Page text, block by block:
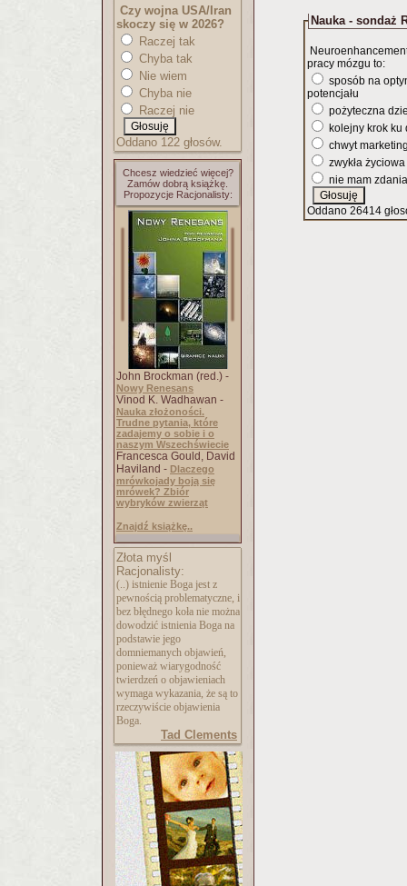
Czy wojna USA/Iran
skoczy się w 2026?
Raczej tak
Chyba tak
Nie wiem
Chyba nie
Raczej nie
Oddano 122 głosów.
Chcesz wiedzieć więcej?
Zamów dobrą książkę.
Propozycje Racjonalisty:
John Brockman (red.) -
Nowy Renesans
Vinod K. Wadhawan -
Nauka złożoności.
Trudne pytania, które
zadajemy o sobie i o
naszym Wszechświecie
Francesca Gould, David
Haviland - Dlaczego
mrówkojady boją się
mrówek? Zbiór
wybryków zwierząt
Znajdź książkę..
Złota myśl
Racjonalisty:
(..) istnienie Boga jest z
pewnością problematyczne, i
bez błędnego koła nie można
dowodzić istnienia Boga na
podstawie jego
domniemanych objawień,
ponieważ wiarygodność
twierdzeń o objawieniach
wymaga wykazania, że są to
rzeczywiście objawienia
Boga.
Tad Clements
Nauka - sondaż
pracy mózgu to:
sposób na
potencjału
pożyteczna
kolejny krok ku
chwyt
zwykła
nie mam zdania
Oddano 26414